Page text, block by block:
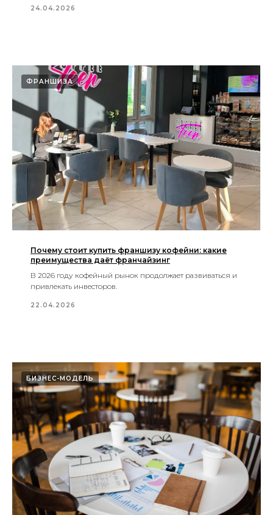
24.04.2026
ФРАНШИЗА
Почему стоит купить франшизу кофейни: какие
преимущества даёт франчайзинг
В 2026 году кофейный рынок продолжает развиваться и
привлекать инвесторов.
22.04.2026
БИЗНЕС-МОДЕЛЬ
франшиза сети кофеен
8 843 254-57-47
О нас
Условия франшизы
Что входит
Преимущества
Помещения
Отзывы
Контакты
Блог
Город